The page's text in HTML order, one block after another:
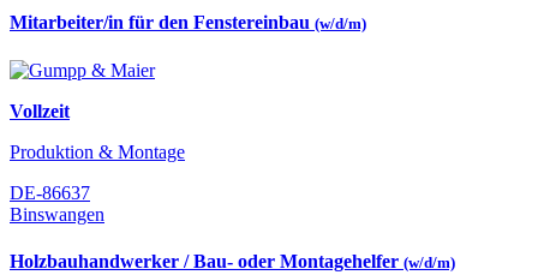
Mitarbeiter/in für den Fenstereinbau (w/d/m)
Vollzeit
Produktion & Montage
DE-86637
Binswangen
Holzbauhandwerker / Bau- oder Montagehelfer (w/d/m)